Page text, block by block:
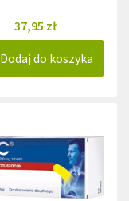
37,95 zł
Dodaj do koszyka